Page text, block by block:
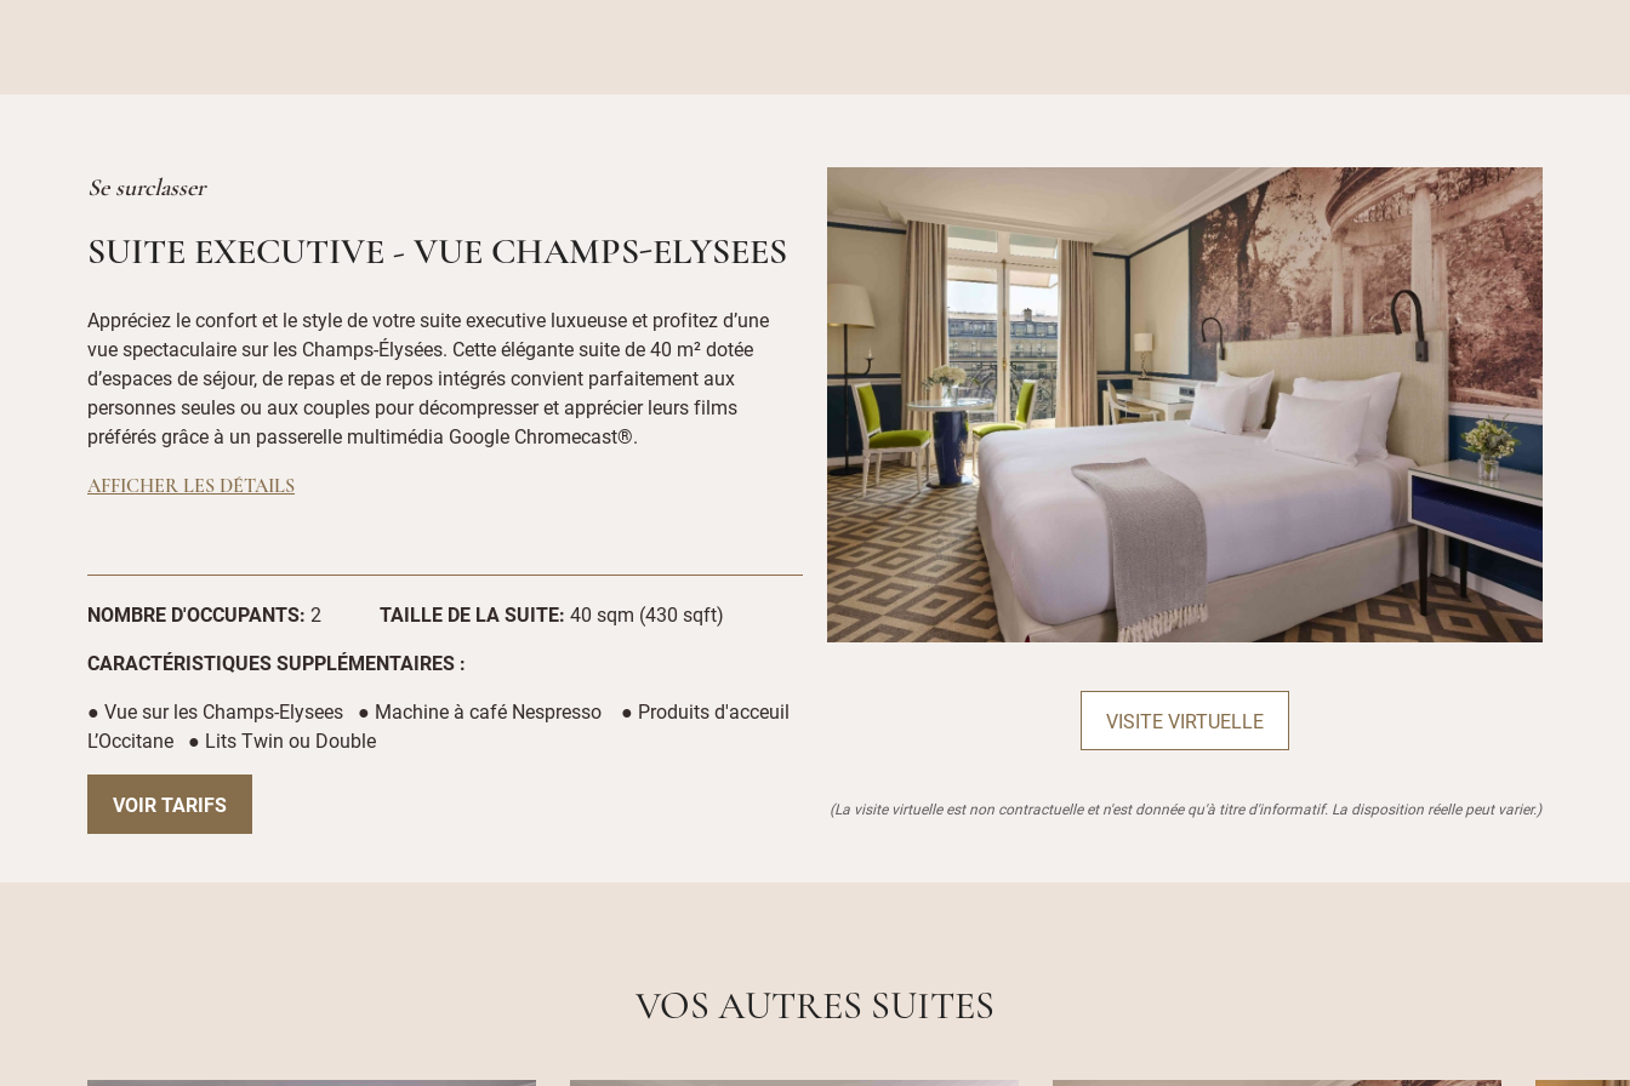
Se surclasser
SUITE EXECUTIVE - VUE CHAMPS-ELYSEES
Appréciez le confort et le style de votre suite executive luxueuse et profitez d’une
vue spectaculaire sur les Champs-Élysées. Cette élégante suite de 40 m² dotée
d’espaces de séjour, de repas et de repos intégrés convient parfaitement aux
personnes seules ou aux couples pour décompresser et apprécier leurs films
préférés grâce à un passerelle multimédia Google Chromecast®.
AFFICHER LES DÉTAILS
NOMBRE D'OCCUPANTS: 2 TAILLE DE LA SUITE: 40 sqm (430 sqft)
CARACTÉRISTIQUES SUPPLÉMENTAIRES :
● Vue sur les Champs-Elysees ● Machine à café Nespresso ● Produits d'acceuil
L’Occitane ● Lits Twin ou Double
VOIR TARIFS
VISITE VIRTUELLE
(La visite virtuelle est non contractuelle et n'est donnée qu'à titre d'informatif. La disposition réelle peut varier.)
VOS AUTRES SUITES